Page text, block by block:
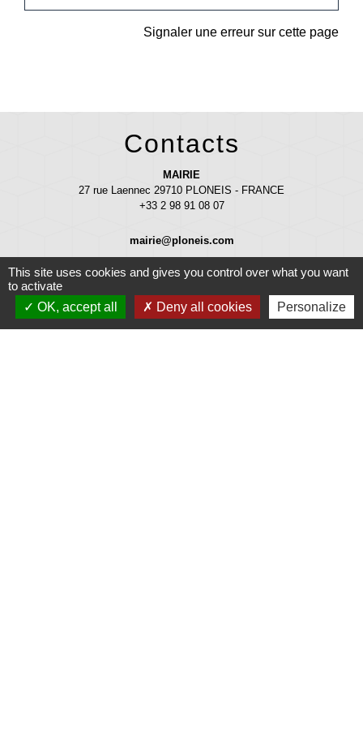
Signaler une erreur sur cette page
Contacts
MAIRIE
27 rue Laennec 29710 PLONEIS - FRANCE
+33 2 98 91 08 07
mairie@ploneis.com
Horaires d'ouverture au public : du lundi au vendredi de 9 h à 12 h et de
13 h 30 à 17 h - le mardi et le samedi de 9 h à 12 h
This site uses cookies and gives you control over what you want
to activate
OK, accept all
Deny all cookies Personalize